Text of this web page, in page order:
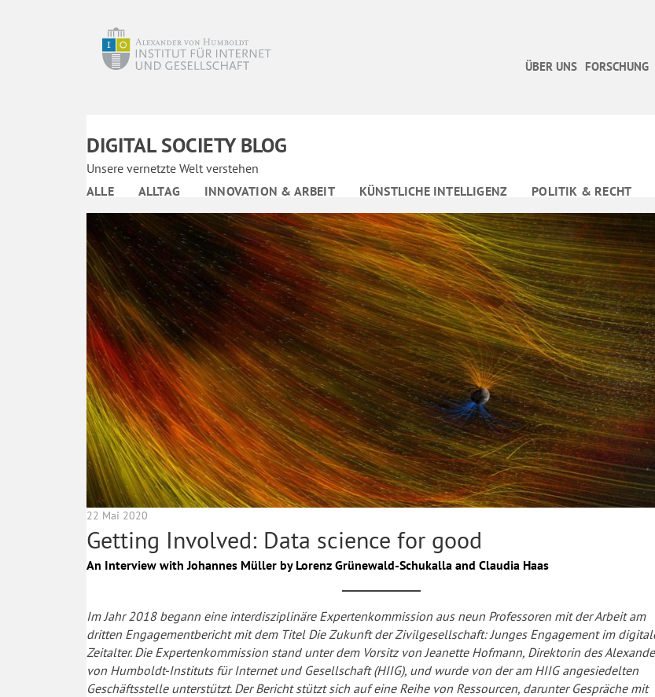
ÜBER UNS FORSCHUNG
DIGITAL SOCIETY BLOG
Unsere vernetzte Welt verstehen
ALLE
ALLTAG INNOVATION & ARBEIT KÜNSTLICHE INTELLIGENZ POLITIK & RECHT
22 Mai 2020
Getting Involved: Data science for good
An Interview with Johannes Müller by Lorenz Grünewald-Schukalla and Claudia Haas
Im Jahr 2018 begann eine interdisziplinäre Expertenkommission aus neun Professoren mit der Arbeit am
dritten Engagementbericht mit dem Titel Die Zukunft der Zivilgesellschaft: Junges Engagement im
Zeitalter. Die Expertenkommission stand unter dem Vorsitz von Jeanette Hofmann, Direktorin des
von Humboldt-Instituts für Internet und Gesellschaft (HIIG), und wurde von der am HIIG angesiedelten
Geschäftsstelle unterstützt. Der Bericht stützt sich auf eine Reihe von Ressourcen, darunter Gespräche mit